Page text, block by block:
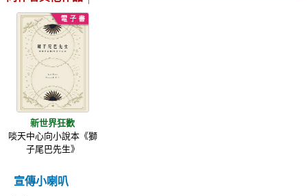
新世界狂歡
啖天中心向小說本《獅
子尾巴先生》
宣傳小喇叭